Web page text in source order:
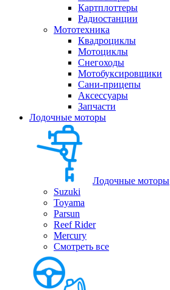
Картплоттеры
Радиостанции
Мототехника
Квадроциклы
Мотоциклы
Снегоходы
Мотобуксировщики
Сани-прицепы
Аксессуары
Запчасти
Лодочные моторы
Лодочные моторы
Suzuki
Toyama
Parsun
Reef Rider
Mercury
Смотреть все